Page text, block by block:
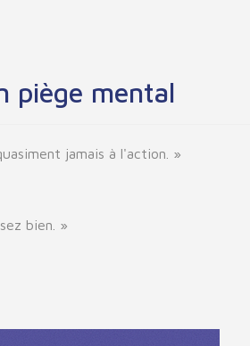
piège mental
jamais à l'action. »
bien. »